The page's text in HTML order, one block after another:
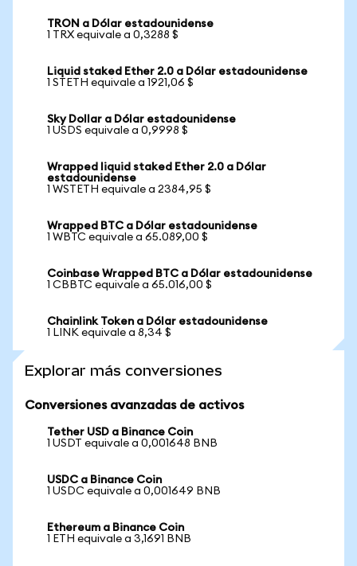
TRON a Dólar estadounidense
1 TRX equivale a 0,3288 $
Liquid staked Ether 2.0 a Dólar estadounidense
1 STETH equivale a 1921,06 $
Sky Dollar a Dólar estadounidense
1 USDS equivale a 0,9998 $
Wrapped liquid staked Ether 2.0 a Dólar
estadounidense
1 WSTETH equivale a 2384,95 $
Wrapped BTC a Dólar estadounidense
1 WBTC equivale a 65.089,00 $
Coinbase Wrapped BTC a Dólar estadounidense
1 CBBTC equivale a 65.016,00 $
Chainlink Token a Dólar estadounidense
1 LINK equivale a 8,34 $
Explorar más conversiones
Conversiones avanzadas de activos
Tether USD a Binance Coin
1 USDT equivale a 0,001648 BNB
USDC a Binance Coin
1 USDC equivale a 0,001649 BNB
Ethereum a Binance Coin
1 ETH equivale a 3,1691 BNB